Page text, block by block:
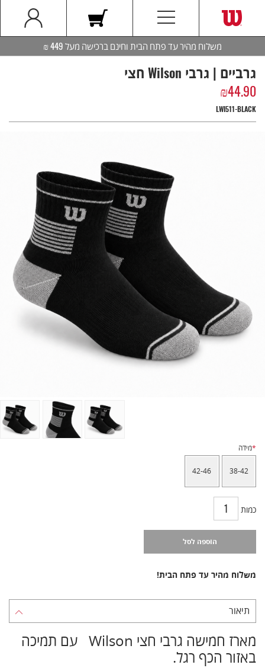
משלוח מהיר עד פתח הבית וחינם ברכישה מעל 449 ₪
גרביים | גרבי Wilson חצי
₪44.90
LWI511-BLACK
*מידה
38-42
42-46
כמות
הוספה לסל
משלוח מהיר עד פתח הבית!
תיאור
מארז חמישה גרבי חצי Wilson עם תמיכה
באזור הכף רגל.